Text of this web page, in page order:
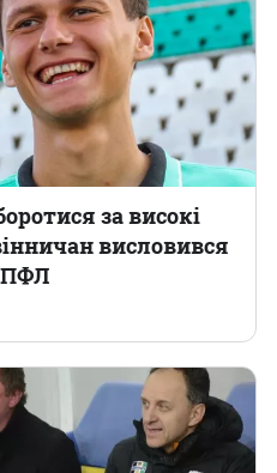
за високі
висловився
ПФЛ